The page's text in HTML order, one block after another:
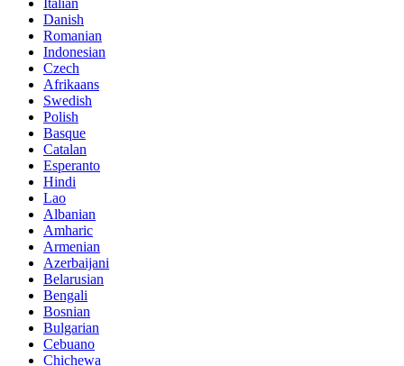
Danish
Romanian
Indonesian
Czech
Afrikaans
Swedish
Polish
Basque
Catalan
Esperanto
Hindi
Lao
Albanian
Amharic
Armenian
Azerbaijani
Belarusian
Bengali
Bosnian
Bulgarian
Cebuano
Chichewa